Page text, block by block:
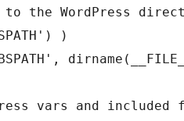
the WordPress
)
vars and